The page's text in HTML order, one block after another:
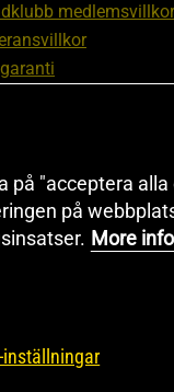
medlemsvillkor
på "acceptera
på
More
inställningar